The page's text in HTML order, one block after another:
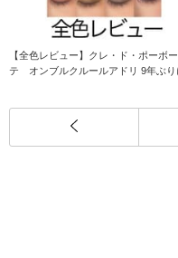
【全色レビュー】クレ・ド・ポーボー
テ オンブルクルールアドリ 9年ぶりにリ